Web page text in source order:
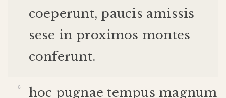
coeperunt, paucis amissis
sese in proximos montes
conferunt.
hoc pugnae tempus magnum